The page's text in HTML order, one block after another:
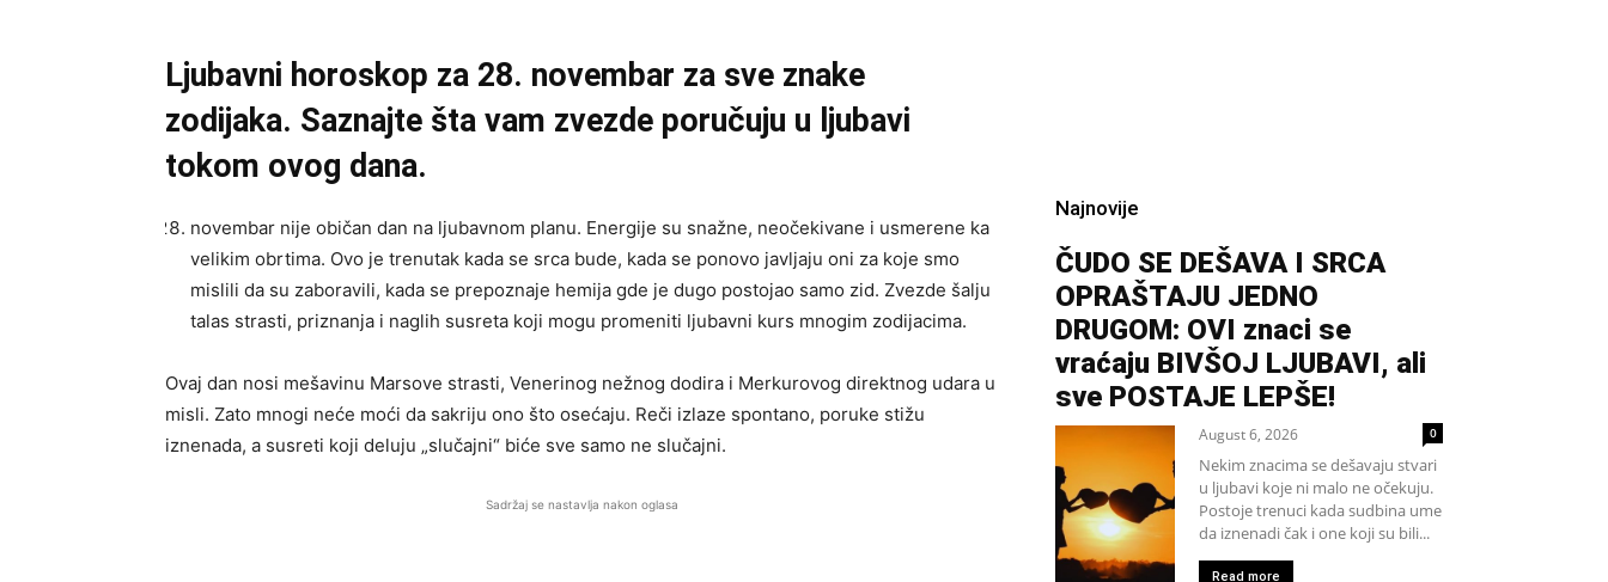
Ljubavni horoskop za 28. novembar za sve znake
zodijaka. Saznajte šta vam zvezde poručuju u ljubavi
tokom ovog dana.
novembar nije običan dan na ljubavnom planu. Energije su snažne, neočekivane i usmerene ka
velikim obrtima. Ovo je trenutak kada se srca bude, kada se ponovo javljaju oni za koje smo
mislili da su zaboravili, kada se prepoznaje hemija gde je dugo postojao samo zid. Zvezde šalju
talas strasti, priznanja i naglih susreta koji mogu promeniti ljubavni kurs mnogim zodijacima.
Ovaj dan nosi mešavinu Marsove strasti, Venerinog nežnog dodira i Merkurovog direktnog udara u
misli. Zato mnogi neće moći da sakriju ono što osećaju. Reči izlaze spontano, poruke stižu
iznenada, a susreti koji deluju „slučajni“ biće sve samo ne slučajni.
Sadržaj se nastavlja nakon oglasa
Najnovije
ČUDO SE DEŠAVA I SRCA
OPRAŠTAJU JEDNO
DRUGOM: OVI znaci se
vraćaju BIVŠOJ LJUBAVI, ali
sve POSTAJE LEPŠE!
August 6, 2026 0
Nekim znacima se dešavaju stvari
u ljubavi koje ni malo ne očekuju.
Postoje trenuci kada sudbina ume
da iznenadi čak i one koji su bili...
Read more